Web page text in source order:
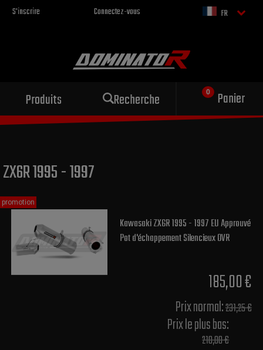
S'inscrire Connectez-vous FR
Produits Recherche Panier
Échappement sportif
pour votre moto
ZX6R 1995 - 1997
Kawasaki ZX6R 1995 - 1997 EU Approuvé
Pot d'échappement Silencieux OVR
185,00 €
Prix normal​:231,25 €
Prix le plus bas:
210,00 €
promotion